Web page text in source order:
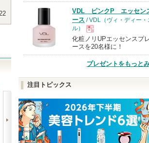
フェイシャル トリートメ
ント セラム
NE
ヴォワールコレクチュー
ルｎ
VDL ピンクP エッセン
ース / VDL（ヴィ・ディー・
ル）
現
品
化粧ノリUPエッセンスプ
ースを20名様に！
プレゼントをもっと
注目トピックス